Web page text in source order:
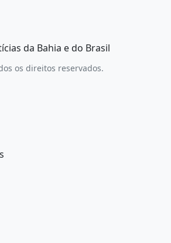
da Bahia e do Brasil
os direitos reservados.